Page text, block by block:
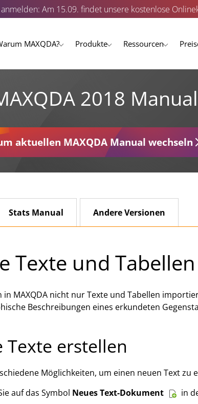
anmelden: Am 15.09. findet unsere kostenlose
MAXQDA? Produkte Ressourcen
2018 Manual
aktuellen MAXQDA Manual wechseln
Stats Manual Andere Versionen
Texte und
in MAXQDA nicht nur Texte und Tabellen
Beschreibungen eines erkundeten
Texte erstellen
Möglichkeiten, um einen neuen Text zu
auf das Symbol Neues Text-Dokument
in